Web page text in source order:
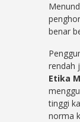
benar
rendah
Etika
tinggi
norma